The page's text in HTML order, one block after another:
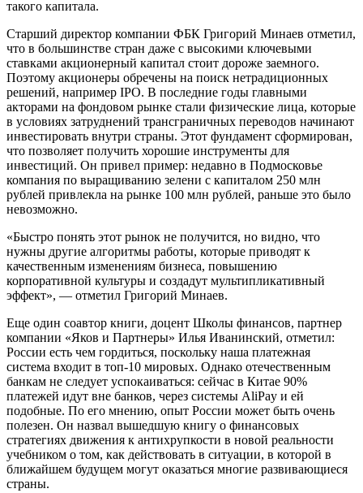
такого капитала.
Старший директор компании ФБК Григорий Минаев отметил,
что в большинстве стран даже с высокими ключевыми
ставками акционерный капитал стоит дороже заемного.
Поэтому акционеры обречены на поиск нетрадиционных
решений, например IPO. В последние годы главными
акторами на фондовом рынке стали физические лица, которые
в условиях затруднений трансграничных переводов начинают
инвестировать внутри страны. Этот фундамент сформирован,
что позволяет получить хорошие инструменты для
инвестиций. Он привел пример: недавно в Подмосковье
компания по выращиванию зелени с капиталом 250 млн
рублей привлекла на рынке 100 млн рублей, раньше это было
невозможно.
«Быстро понять этот рынок не получится, но видно, что
нужны другие алгоритмы работы, которые приводят к
качественным изменениям бизнеса, повышению
корпоративной культуры и создадут мультипликативный
эффект», — отметил Григорий Минаев.
Еще один соавтор книги, доцент Школы финансов, партнер
компании «Яков и Партнеры» Илья Иванинский, отметил:
России есть чем гордиться, поскольку наша платежная
система входит в топ-10 мировых. Однако отечественным
банкам не следует успокаиваться: сейчас в Китае 90%
платежей идут вне банков, через системы AliPay и ей
подобные. По его мнению, опыт России может быть очень
полезен. Он назвал вышедшую книгу о финансовых
стратегиях движения к антихрупкости в новой реальности
учебником о том, как действовать в ситуации, в которой в
ближайшем будущем могут оказаться многие развивающиеся
страны.